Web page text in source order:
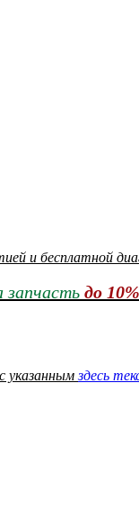
и бесплатной
запчасть до 10%
указаннымздесь